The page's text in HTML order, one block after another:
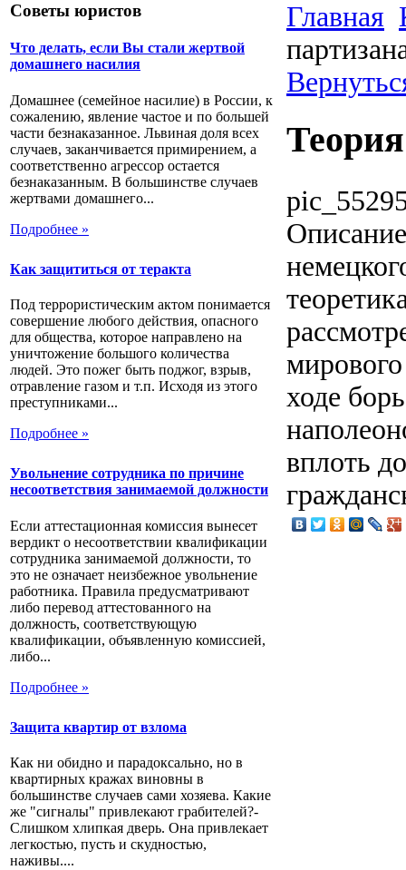
Советы юристов
Что делать, если Вы стали жертвой
домашнего насилия
Домашнее (семейное насилие) в России, к
сожалению, явление частое и по большей
части безнаказанное. Львиная доля всех
случаев, заканчивается примирением, а
соответственно агрессор остается
безнаказанным. В большинстве случаев
жертвами домашнего...
Подробнее »
Как защититься от теракта
Под террористическим актом понимается
совершение любого действия, опасного
для общества, которое направлено на
уничтожение большого количества
людей. Это пожег быть поджог, взрыв,
отравление газом и т.п. Исходя из этого
преступниками...
Подробнее »
Увольнение сотрудника по причине
несоответствия занимаемой должности
Если аттестационная комиссия вынесет
вердикт о несоответствии квалификации
сотрудника занимаемой должности, то
это не означает неизбежное увольнение
работника. Правила предусматривают
либо перевод аттестованного на
должность, соответствующую
квалификации, объявленную комиссией,
либо...
Подробнее »
Защита квартир от взлома
Как ни обидно и парадоксально, но в
квартирных кражах виновны в
большинстве случаев сами хозяева. Какие
же "сигналы" привлекают грабителей?-
Слишком хлипкая дверь. Она привлекает
легкостью, пусть и скудностью,
наживы....
Главная
Описание
ходе
вплоть